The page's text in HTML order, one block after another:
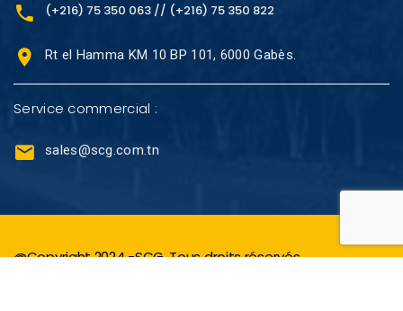
(+216) 75 350 063 // (+216) 75 350 822
Rt el Hamma KM 10 BP 101, 6000 Gabès.
Service commercial :
sales@scg.com.tn
@Copyright 2024 -SCG. Tous droits réservés.